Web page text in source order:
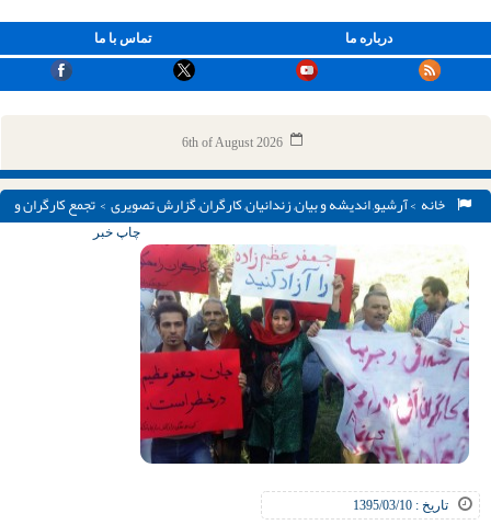
تماس با ما درباره ما
6th of August 2026
خانه >آرشیو,اندیشه و بیان,زندانیان,کارگران,گزارش تصویری> تجمع کارگران و
تاریخ : 1395/03/10
چاپ خبر